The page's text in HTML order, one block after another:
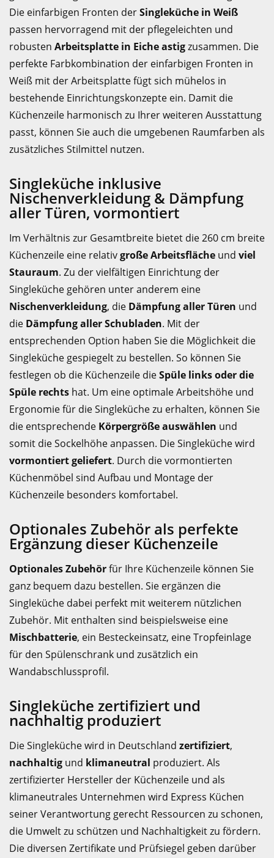
Die einfarbigen Fronten derSingleküche in Weiß
passen hervorragend mit der pflegeleichten und
robusten Arbeitsplatte in Eiche astigzusammen. Die
perfekte Farbkombination der einfarbigen Fronten in
Weiß mit der Arbeitsplatte fügt sich mühelos in
bestehende Einrichtungskonzepte ein. Damit die
Küchenzeile harmonisch zu Ihrer weiteren Ausstattung
passt, können Sie auch die umgebenen Raumfarben als
zusätzliches Stilmittel nutzen.
Singleküche inklusive
Nischenverkleidung & Dämpfung
aller Türen, vormontiert
Im Verhältnis zur Gesamtbreite bietet die 260 cm breite
Küchenzeile eine relativgroße Arbeitsfläche und viel
Stauraum. Zu der vielfältigen Einrichtung der
Singleküche gehören unter anderem eine
Nischenverkleidung, die Dämpfung aller Türen und
die Dämpfung aller Schubladen. Mit der
entsprechenden Option haben Sie die Möglichkeit die
Singleküche gespiegelt zu bestellen. So können Sie
festlegen ob die Küchenzeile dieSpüle links oder die
Spüle rechts hat. Um eine optimale Arbeitshöhe und
Ergonomie für die Singleküche zu erhalten, können Sie
die entsprechende Körpergröße auswählen und
somit die Sockelhöhe anpassen. Die Singleküche wird
vormontiert geliefert. Durch die vormontierten
Küchenmöbel sind Aufbau und Montage der
Küchenzeile besonders komfortabel.
Optionales Zubehör als perfekte
Ergänzung dieser Küchenzeile
Optionales Zubehörfür Ihre Küchenzeile können Sie
ganz bequem dazu bestellen. Sie ergänzen die
Singleküche dabei perfekt mit weiterem nützlichen
Zubehör. Mit enthalten sind beispielsweise eine
Mischbatterie, ein Besteckeinsatz, eine Tropfeinlage
für den Spülenschrank und zusätzlich ein
Wandabschlussprofil.
Singleküche zertifiziert und
nachhaltig produziert
Die Singleküche wird in Deutschland zertifiziert,
nachhaltig und klimaneutral produziert. Als
zertifizierter Hersteller der Küchenzeile und als
klimaneutrales Unternehmen wird Express Küchen
seiner Verantwortung gerecht Ressourcen zu schonen,
die Umwelt zu schützen und Nachhaltigkeit zu fördern.
Die diversen Zertifikate und Prüfsiegel geben darüber